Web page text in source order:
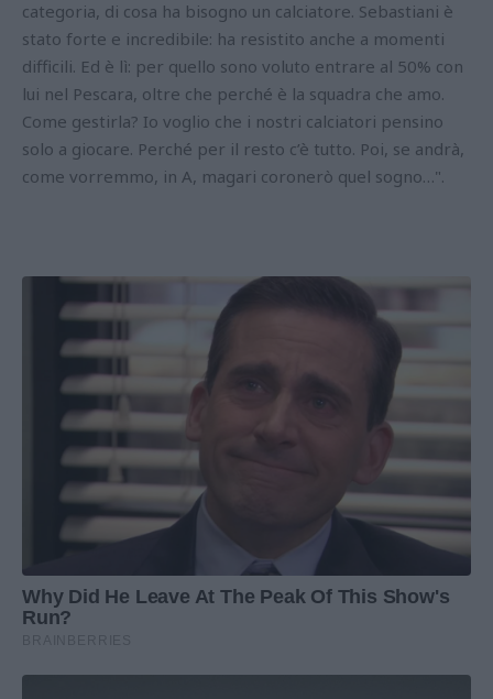
categoria, di cosa ha bisogno un calciatore. Sebastiani è
stato forte e incredibile: ha resistito anche a momenti
difficili. Ed è lì: per quello sono voluto entrare al 50% con
lui nel Pescara, oltre che perché è la squadra che amo.
Come gestirla? Io voglio che i nostri calciatori pensino
solo a giocare. Perché per il resto c’è tutto. Poi, se andrà,
come vorremmo, in A, magari coronerò quel sogno…".